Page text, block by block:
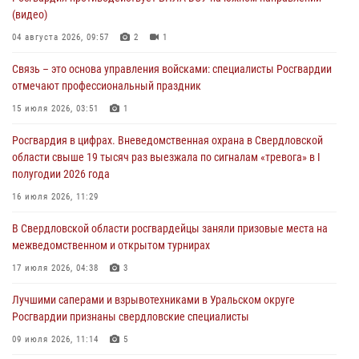
города в Екатеринбурге
03 августа 2026, 07:43 3
Росгвардия приняла участие в межведомственном
антитеррористическом учении в Свердловской области
31 июля 2026, 12:27 1
Росгвардия обеспечивает безопасность граждан на южном
направлении
31 июля 2026, 06:56
рассказал об итогах работы подразделения в эфире телекомпании
«Телекон»
30 июля 2026, 11:33 1
(видео)
04 августа 2026, 09:57 2 1
Связь – это основа управления войсками: специалисты Росгвардии
отмечают профессиональный праздник
15 июля 2026, 03:51 1
Росгвардия в цифрах. Вневедомственная охрана в Свердловской
области свыше 19 тысяч раз выезжала по сигналам «тревога» в I
полугодии 2026 года
16 июля 2026, 11:29
В Свердловской области росгвардейцы заняли призовые места на
межведомственном и открытом турнирах
17 июля 2026, 04:38 3
Лучшими саперами и взрывотехниками в Уральском округе
Росгвардии признаны свердловские специалисты
09 июля 2026, 11:14 5